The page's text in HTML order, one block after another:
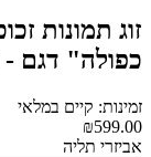
זוג תמונות
כפולה" דגם - GD4141
זמינות: קיים במלאי
₪599.00
אביזרי תליה